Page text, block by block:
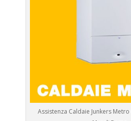
Assistenza Caldaie Junkers